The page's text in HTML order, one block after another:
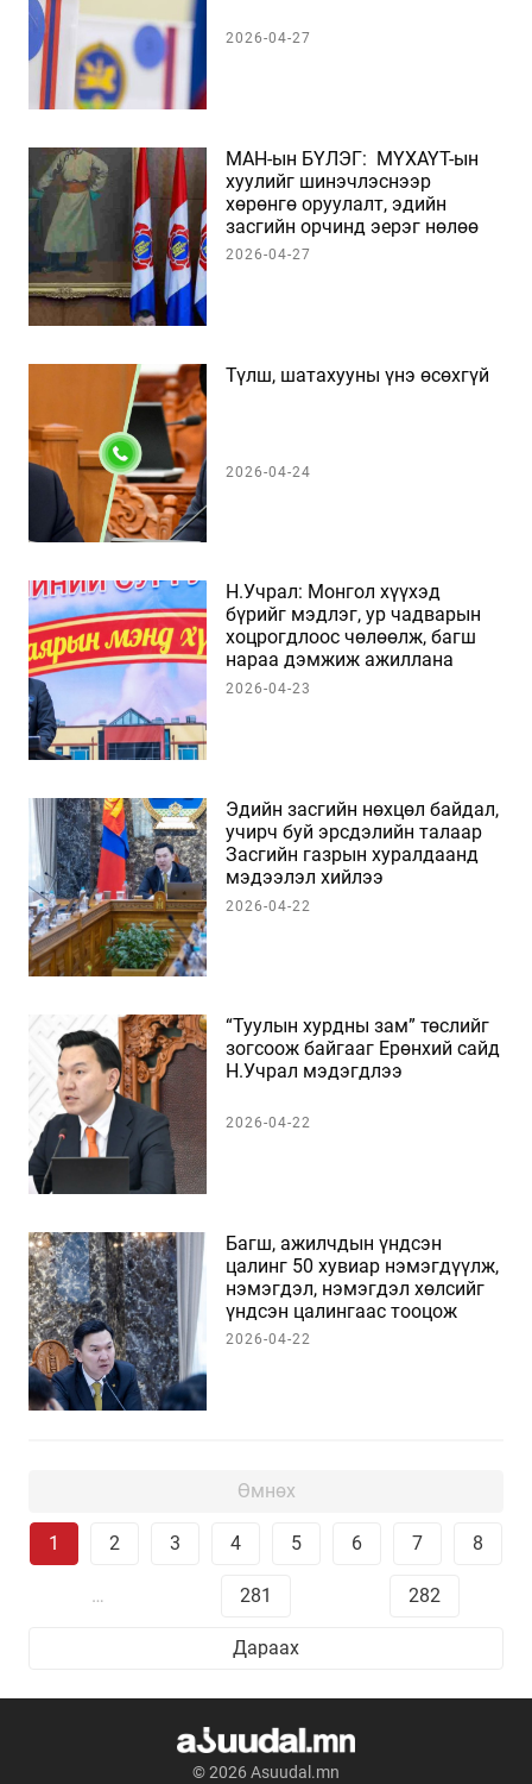
2026-04-27
МАН-ын БҮЛЭГ: ​ МҮХАҮТ-ын
хуулийг шинэчлэснээр
хөрөнгө оруулалт, эдийн
засгийн орчинд эерэг нөлөө
үзүүлнэ
2026-04-27
Түлш, шатахууны үнэ өсөхгүй
2026-04-24
Н.Учрал: Монгол хүүхэд
бүрийг мэдлэг, ур чадварын
хоцрогдлоос чөлөөлж, багш
нараа дэмжиж ажиллана
2026-04-23
Эдийн засгийн нөхцөл байдал,
учирч буй эрсдэлийн талаар
Засгийн газрын хуралдаанд
мэдээлэл хийлээ
2026-04-22
“Туулын хурдны зам” төслийг
зогсоож байгааг Ерөнхий сайд
Н.Учрал мэдэгдлээ
2026-04-22
Багш, ажилчдын үндсэн
цалинг 50 хувиар нэмэгдүүлж,
нэмэгдэл, нэмэгдэл хөлсийг
үндсэн цалингаас тооцож
олгохоор боллоо
2026-04-22
Өмнөх
1 2 3 4 5 6 7 8
… 281 282
Дараах
© 2026 Asuudal.mn